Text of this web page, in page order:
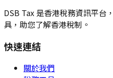
DSB Tax 是香港稅務資訊平台
具，助您了解香港稅制。
快速連結
關於我們